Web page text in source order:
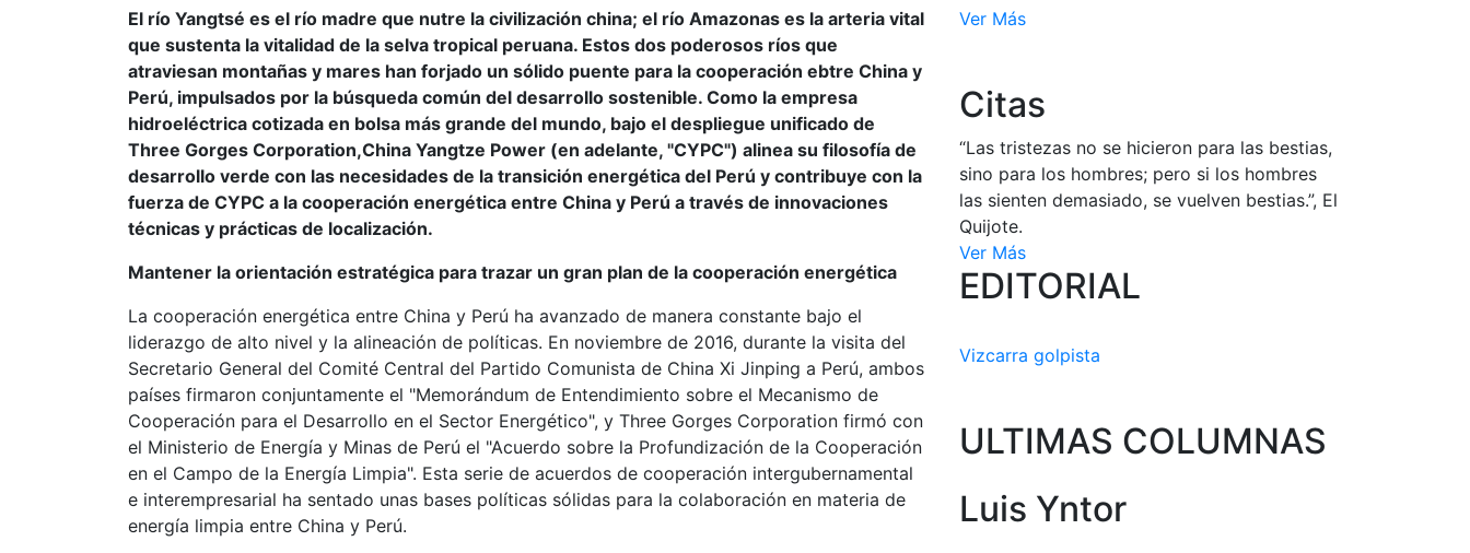
El río Yangtsé es el río madre que nutre la civilización china; el río Amazonas es la arteria vital
que sustenta la vitalidad de la selva tropical peruana. Estos dos poderosos ríos que
atraviesan montañas y mares han forjado un sólido puente para la cooperación ebtre China y
Perú, impulsados por la búsqueda común del desarrollo sostenible. Como la empresa
hidroeléctrica cotizada en bolsa más grande del mundo, bajo el despliegue unificado de
Three Gorges Corporation,China Yangtze Power (en adelante, "CYPC") alinea su filosofía de
desarrollo verde con las necesidades de la transición energética del Perú y contribuye con la
fuerza de CYPC a la cooperación energética entre China y Perú a través de innovaciones
técnicas y prácticas de localización.
Mantener la orientación estratégica para trazar un gran plan de la cooperación energética
La cooperación energética entre China y Perú ha avanzado de manera constante bajo el
liderazgo de alto nivel y la alineación de políticas. En noviembre de 2016, durante la visita del
Secretario General del Comité Central del Partido Comunista de China Xi Jinping a Perú, ambos
países firmaron conjuntamente el "Memorándum de Entendimiento sobre el Mecanismo de
Cooperación para el Desarrollo en el Sector Energético", y Three Gorges Corporation firmó con
el Ministerio de Energía y Minas de Perú el "Acuerdo sobre la Profundización de la Cooperación
en el Campo de la Energía Limpia". Esta serie de acuerdos de cooperación intergubernamental
e interempresarial ha sentado unas bases políticas sólidas para la colaboración en materia de
energía limpia entre China y Perú.
Ver Más
Citas
“Las tristezas no se hicieron para las bestias,
sino para los hombres; pero si los hombres
las sienten demasiado, se vuelven bestias.”, El
Quijote.
Ver Más
EDITORIAL
Vizcarra golpista
ULTIMAS COLUMNAS
Luis Yntor